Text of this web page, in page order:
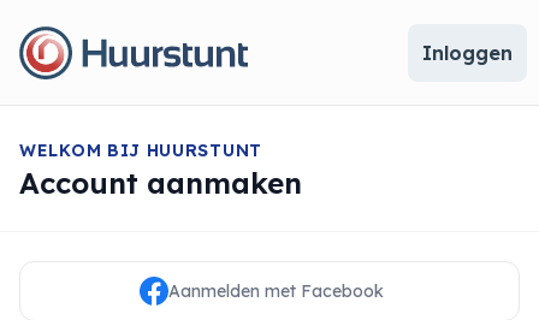
Inloggen
WELKOM BIJ HUURSTUNT
Account aanmaken
Aanmelden met Facebook